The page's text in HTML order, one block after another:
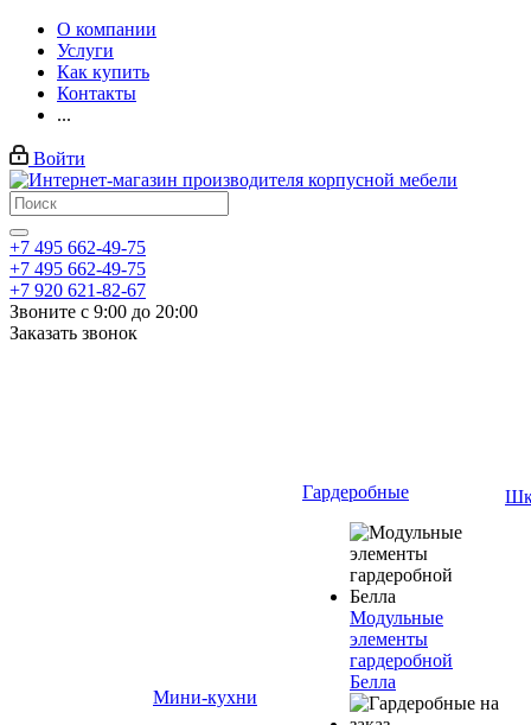
О компании
Услуги
Как купить
Контакты
...
Войти
+7 495 662-49-75
+7 495 662-49-75
+7 920 621-82-67
Звоните с 9:00 до 20:00
Заказать звонок
Мини-кухни
Гардеробные
Модульные
элементы
гардеробной
Белла